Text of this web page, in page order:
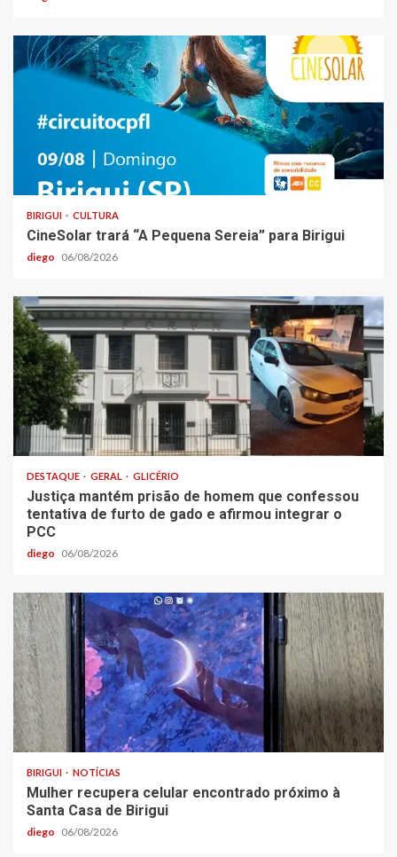
BIRIGUI CULTURA
CineSolar trará “A Pequena Sereia” para Birigui
diego 06/08/2026
DESTAQUE GERAL GLICÉRIO
Justiça mantém prisão de homem que confessou
tentativa de furto de gado e afirmou integrar o
PCC
diego 06/08/2026
BIRIGUI NOTÍCIAS
Mulher recupera celular encontrado próximo à
Santa Casa de Birigui
diego 06/08/2026